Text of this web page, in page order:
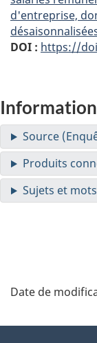
d'entreprise,
DOI : https://
Date de